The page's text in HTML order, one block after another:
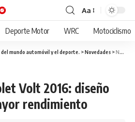
Cambiar
tamaño
fuente
Aa
Deporte Motor WRC Motociclismo
mundo automóvil y el deporte. >Novedades >Nuevo Chevrolet Volt 2016: diseño elegante y mayor rendimiento
Volt 2016: diseño
rendimiento